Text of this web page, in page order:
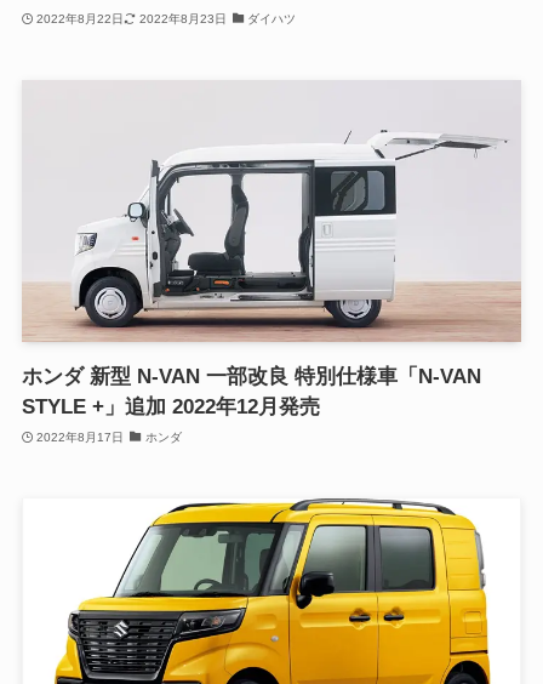
2022年8月22日 2022年8月23日 ダイハツ
ホンダ 新型 N-VAN 一部改良 特別仕様車「N-VAN
STYLE +」追加 2022年12月発売
2022年8月17日 ホンダ